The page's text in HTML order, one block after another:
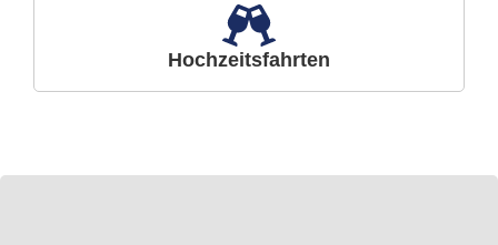
Hochzeitsfahrten